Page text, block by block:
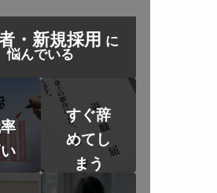
い
・新規採用 に
悩んでいる
すぐ辞
めてし
まう